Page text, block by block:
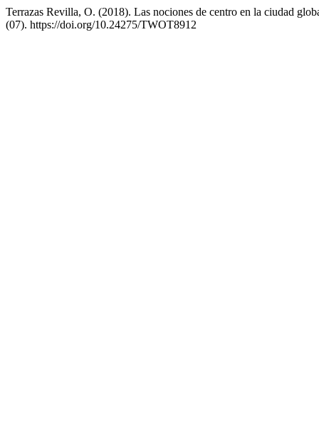
Terrazas Revilla, O. (2018). Las nociones de centro en la ciudad
(07). https://doi.org/10.24275/TWOT8912